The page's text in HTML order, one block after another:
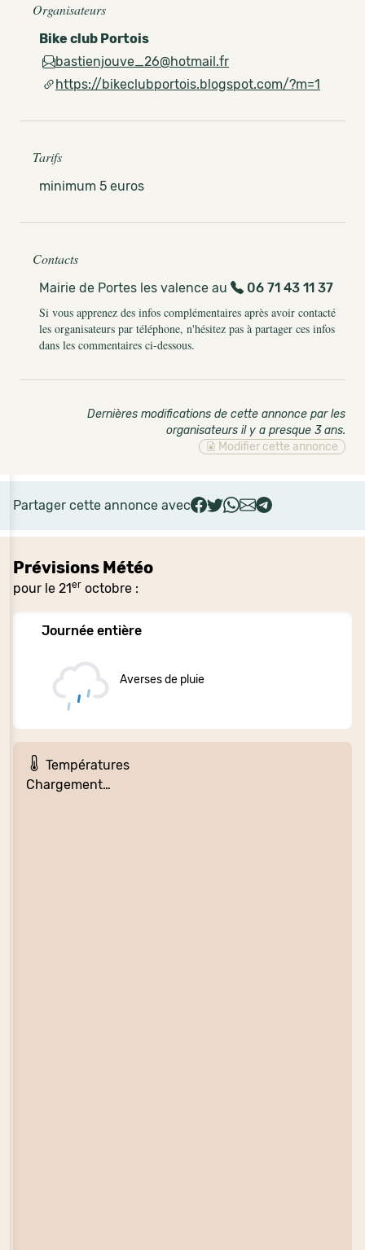
Prévisions Météo
pour le 21er octobre :
Journée entière
Averses de pluie
Températures
Chargement…
Organisateurs
Bike club Portois
bastienjouve_26@hotmail.fr
https://bikeclubportois.blogspot.com/?m=1
Tarifs
minimum 5 euros
Contacts
Mairie de Portes les valence au
06 71 43 11 37
Si vous apprenez des infos complémentaires après avoir contacté
les organisateurs par téléphone, n'hésitez pas à partager ces infos
dans les commentaires ci-dessous.
Dernières modifications de cette annonce par les
organisateurs il y a presque 3 ans.
Modifier cette annonce
Partager cette annonce avec